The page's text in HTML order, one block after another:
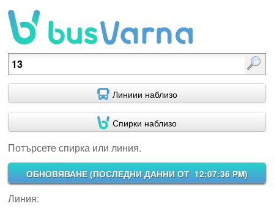
Потърсете спирка или линия.
Линиии наблизо
Спирки наблизо
Потърсете спирка или линия.
ОБНОВЯВАНЕ (ПОСЛЕДНИ ДАННИ ОТ 12:07:36 PM)
Линия: